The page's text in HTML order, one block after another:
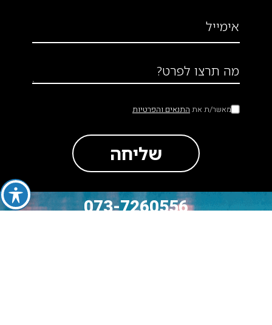
אימייל
מה תרצו לפרט?
מאשר/ת את התנאים והפרטיות
שליחה
073-7260556 סה״כ לתשלום